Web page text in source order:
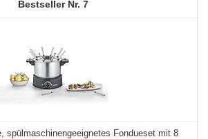
7
spülmaschinengeeignetes Fondueset mit 8